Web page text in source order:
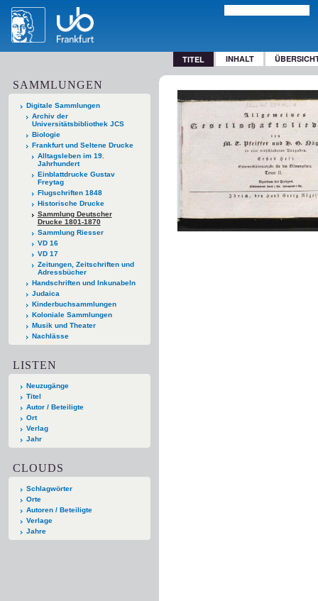
TITEL INHALT
SAMMLUNGEN
Digitale Sammlungen
Archiv der
Universitätsbibliothek JCS
Biologie
Frankfurt und Seltene Drucke
Alltagsleben im 19.
Jahrhundert
Einblattdrucke Gustav
Freytag
Flugschriften 1848
Historische Drucke
Sammlung Deutscher
Drucke 1801-1870
Sammlung Riesser
VD 16
VD 17
Zeitungen, Zeitschriften und
Adressbücher
Handschriften und Inkunabeln
Judaica
Kinderbuchsammlungen
Koloniale Sammlungen
Musik und Theater
Nachlässe
LISTEN
Neuzugänge
Titel
Autor / Beteiligte
Ort
Verlag
Jahr
CLOUDS
Schlagwörter
Orte
Autoren / Beteiligte
Verlage
Jahre